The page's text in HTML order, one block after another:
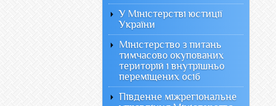
У Міністерстві юстиції
України
Міністерство з питань
тимчасово окупованих
територій і внутрішньо
переміщених осіб
Південне міжрегіональне